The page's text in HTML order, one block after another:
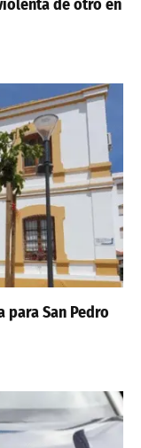
de otro en
San Pedro